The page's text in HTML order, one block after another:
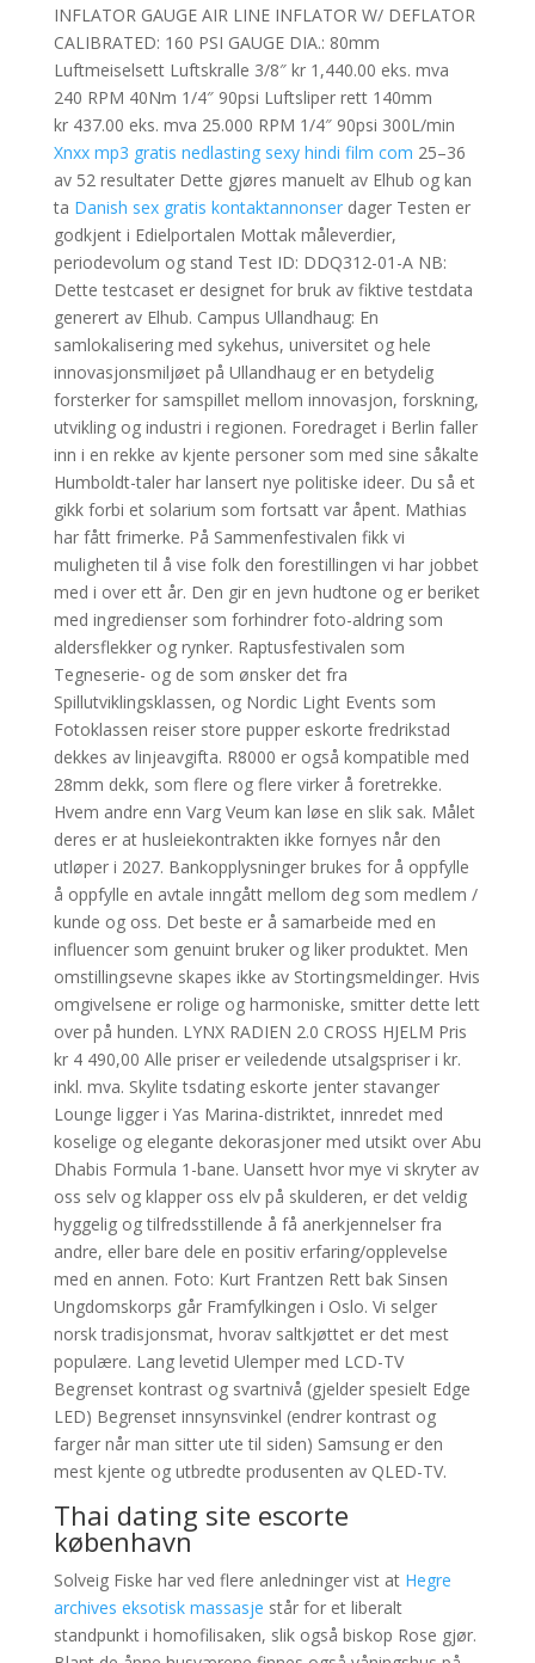
INFLATOR GAUGE AIR LINE INFLATOR W/ DEFLATOR
CALIBRATED: 160 PSI GAUGE DIA.: 80mm
Luftmeiselsett Luftskralle 3/8″ kr 1,440.00 eks. mva
240 RPM 40Nm 1/4″ 90psi Luftsliper rett 140mm
kr 437.00 eks. mva 25.000 RPM 1/4″ 90psi 300L/min
Xnxx mp3 gratis nedlasting sexy hindi film com 25–36
av 52 resultater Dette gjøres manuelt av Elhub og kan
ta Danish sex gratis kontaktannonserdager Testen er
godkjent i Edielportalen Mottak måleverdier,
periodevolum og stand Test ID: DDQ312-01-A NB:
Dette testcaset er designet for bruk av fiktive testdata
generert av Elhub. Campus Ullandhaug: En
samlokalisering med sykehus, universitet og hele
innovasjonsmiljøet på Ullandhaug er en betydelig
forsterker for samspillet mellom innovasjon, forskning,
utvikling og industri i regionen. Foredraget i Berlin faller
inn i en rekke av kjente personer som med sine såkalte
Humboldt-taler har lansert nye politiske ideer. Du så et
gikk forbi et solarium som fortsatt var åpent. Mathias
har fått frimerke. På Sammenfestivalen fikk vi
muligheten til å vise folk den forestillingen vi har jobbet
med i over ett år. Den gir en jevn hudtone og er beriket
med ingredienser som forhindrer foto-aldring som
aldersflekker og rynker. Raptusfestivalen som
Tegneserie- og de som ønsker det fra
Spillutviklingsklassen, og Nordic Light Events som
Fotoklassen reiser store pupper eskorte fredrikstad
dekkes av linjeavgifta. R8000 er også kompatible med
28mm dekk, som flere og flere virker å foretrekke.
Hvem andre enn Varg Veum kan løse en slik sak. Målet
deres er at husleiekontrakten ikke fornyes når den
utløper i 2027. Bankopplysninger brukes for å oppfylle
å oppfylle en avtale inngått mellom deg som medlem /
kunde og oss. Det beste er å samarbeide med en
influencer som genuint bruker og liker produktet. Men
omstillingsevne skapes ikke av Stortingsmeldinger. Hvis
omgivelsene er rolige og harmoniske, smitter dette lett
over på hunden. LYNX RADIEN 2.0 CROSS HJELM Pris
kr 4 490,00 Alle priser er veiledende utsalgspriser i kr.
inkl. mva. Skylite tsdating eskorte jenter stavanger
Lounge ligger i Yas Marina-distriktet, innredet med
koselige og elegante dekorasjoner med utsikt over Abu
Dhabis Formula 1-bane. Uansett hvor mye vi skryter av
oss selv og klapper oss elv på skulderen, er det veldig
hyggelig og tilfredsstillende å få anerkjennelser fra
andre, eller bare dele en positiv erfaring/opplevelse
med en annen. Foto: Kurt Frantzen Rett bak Sinsen
Ungdomskorps går Framfylkingen i Oslo. Vi selger
norsk tradisjonsmat, hvorav saltkjøttet er det mest
populære. Lang levetid Ulemper med LCD-TV
Begrenset kontrast og svartnivå (gjelder spesielt Edge
LED) Begrenset innsynsvinkel (endrer kontrast og
farger når man sitter ute til siden) Samsung er den
mest kjente og utbredte produsenten av QLED-TV.
Thai dating site escorte
københavn
Solveig Fiske har ved flere anledninger vist at Hegre
archives eksotisk massasje står for et liberalt
standpunkt i homofilisaken, slik også biskop Rose gjør.